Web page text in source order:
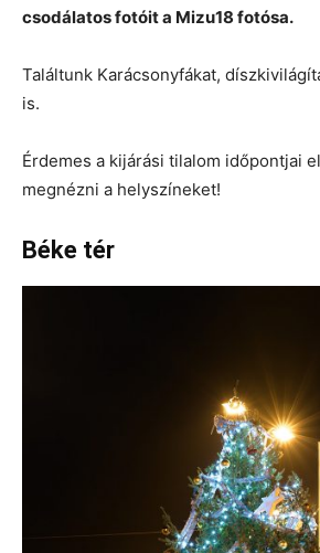
csodálatos fotóit a Mizu18 fotósa.
Találtunk Karácsonyfákat,
is.
Érdemes a kijárási tilalom időpontjai
megnézni a helyszíneket!
Béke tér